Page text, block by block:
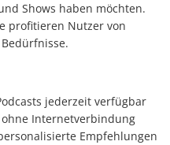
Shows haben möchten.
profitieren Nutzer von
jederzeit verfügbar
Internetverbindung
Empfehlungen